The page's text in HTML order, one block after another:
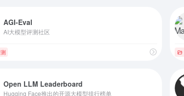
AGI-Eval
AI大模型评测社区
Open LLM Leaderboard
Hugging Face推出的开源大模型排行榜单